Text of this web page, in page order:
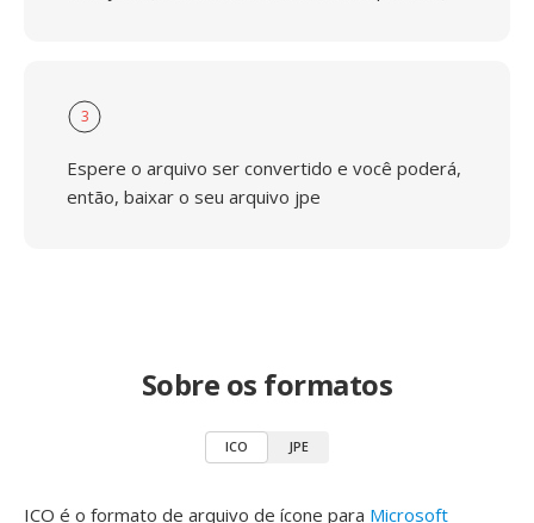
3
Espere o arquivo ser convertido e você poderá,
então, baixar o seu arquivo jpe
Sobre os formatos
ICO JPE
ICO é o formato de arquivo de ícone para Microsoft